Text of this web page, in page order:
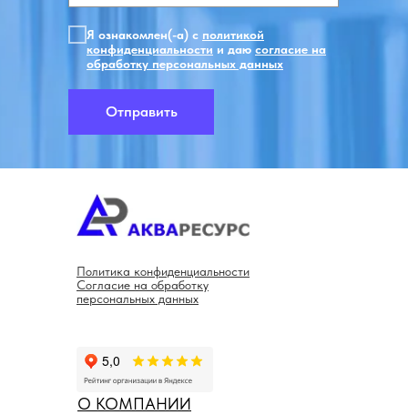
Я ознакомлен(-а) с политикой
конфиденциальности и даю согласие на
обработку персональных данных
Отправить
Политика конфиденциальности
Согласие на обработку
персональных данных
О КОМПАНИИ